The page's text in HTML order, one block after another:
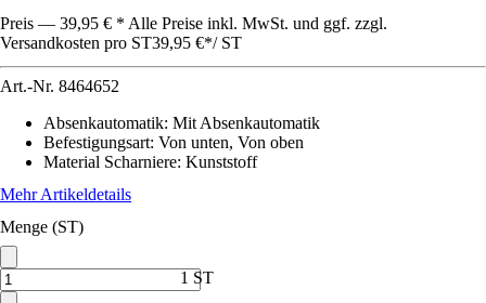
Preis — 39,95 € * Alle Preise inkl. MwSt. und ggf. zzgl.
Versandkosten pro ST39,95 €*/ ST
Art.-Nr. 8464652
Absenkautomatik: Mit Absenkautomatik
Befestigungsart: Von unten, Von oben
Material Scharniere: Kunststoff
Mehr Artikeldetails
Menge (ST)
1 ST